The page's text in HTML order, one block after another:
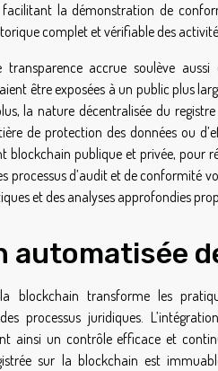
la démonstration de
complet et vérifiable des
transparence accrue soulève
être exposées à un public plus
la nature décentralisée du
de protection des données ou
blockchain publique et privée, pour
processus d’audit et de conformité
et des analyses approfondies
automatisée
la blockchain transforme les
processus juridiques.
ainsi un contrôle efficace et
sur la blockchain est